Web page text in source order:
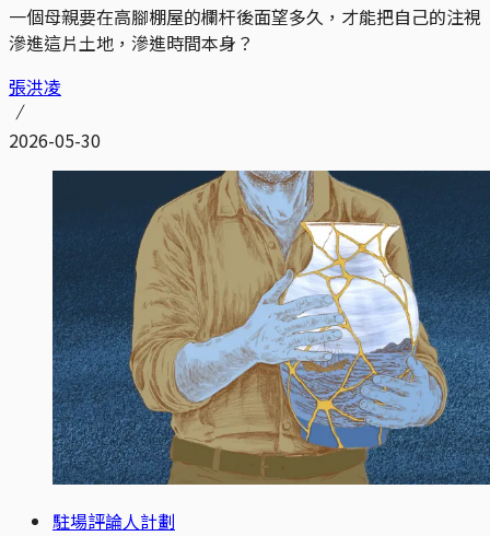
一個母親要在高腳棚屋的欄杆後面望多久，才能把自己的注視
滲進這片土地，滲進時間本身？
張洪凌
2026-05-30
駐場評論人計劃